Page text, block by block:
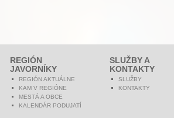
REGIÓN
JAVORNÍKY
REGIÓN AKTUÁLNE
KAM V REGIÓNE
MESTÁ A OBCE
KALENDÁR PODUJATÍ
SLUŽBY A
KONTAKTY
SLUŽBY
KONTAKTY